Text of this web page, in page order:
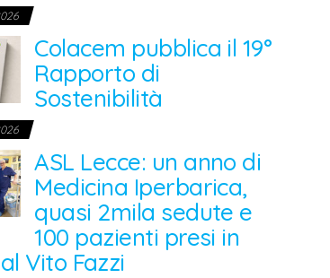
Colacem pubblica il 19°
Rapporto di
Sostenibilità
ASL Lecce: un anno di
Medicina Iperbarica,
quasi 2mila sedute e
100 pazienti presi in
Vito Fazzi